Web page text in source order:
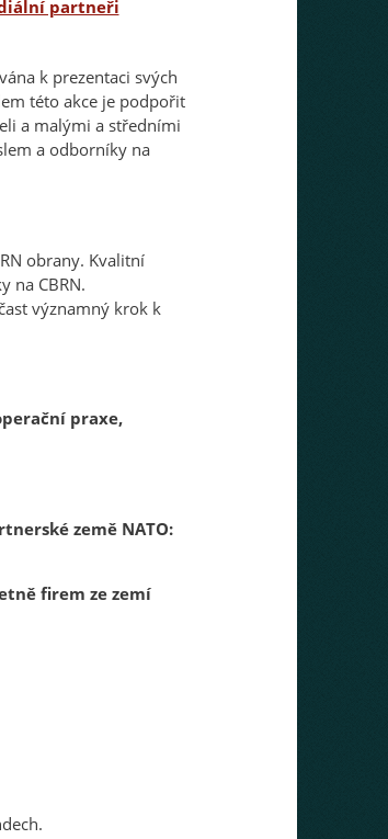
partneři
k prezentaci svých
této akce je podpořit
a malými a středními
a odborníky na
obrany. Kvalitní
na CBRN.
významný krok k
praxe,
země NATO:
firem ze zemí